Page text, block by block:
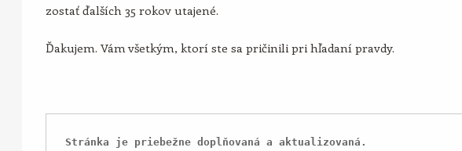
zostať ďalších 35 rokov utajené.
Ďakujem. Vám všetkým, ktorí ste sa pričinili pri hľadaní pravdy.
Stránka je priebežne doplňovaná a aktualizovaná.